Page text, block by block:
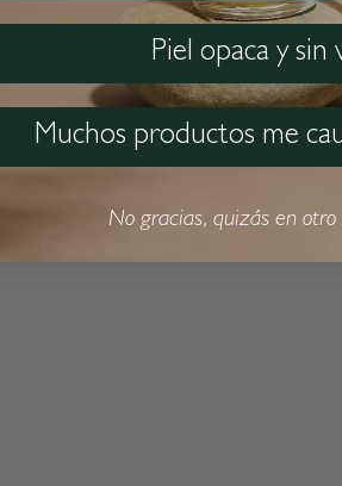
Piel opaca y sin
Muchos productos me
No gracias, quizás en